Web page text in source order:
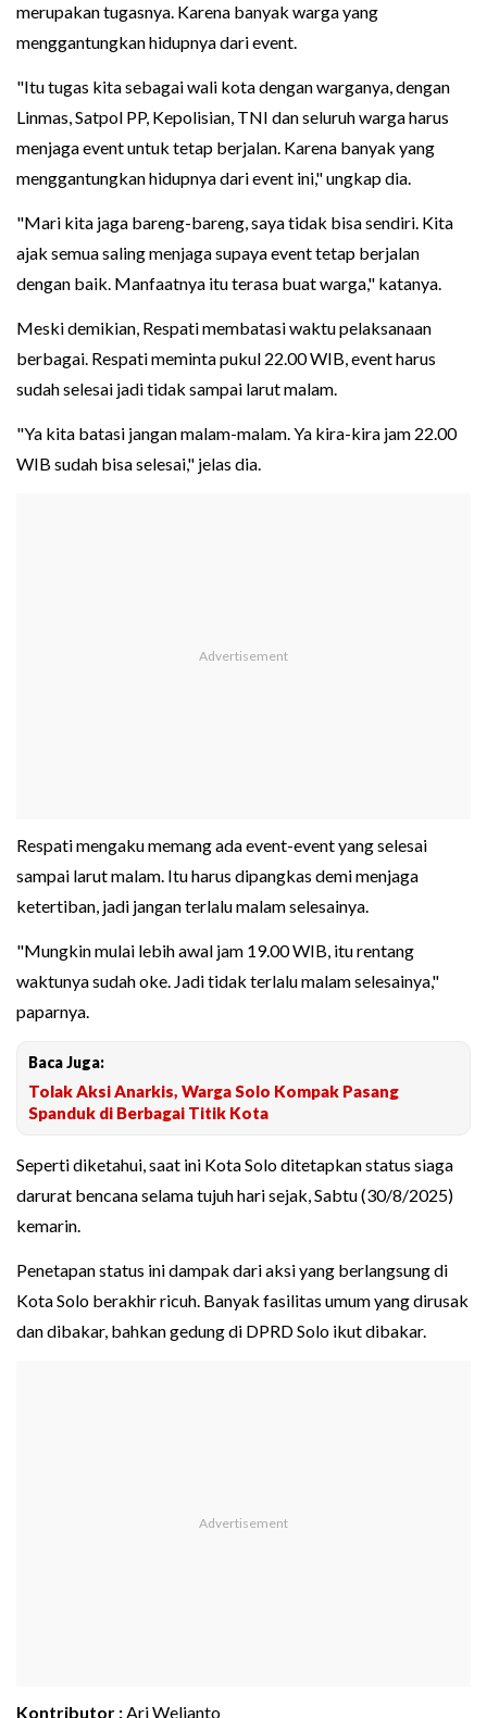
merupakan tugasnya. Karena banyak warga yang
menggantungkan hidupnya dari event.
"Itu tugas kita sebagai wali kota dengan warganya, dengan
Linmas, Satpol PP, Kepolisian, TNI dan seluruh warga harus
menjaga event untuk tetap berjalan. Karena banyak yang
menggantungkan hidupnya dari event ini," ungkap dia.
"Mari kita jaga bareng-bareng, saya tidak bisa sendiri. Kita
ajak semua saling menjaga supaya event tetap berjalan
dengan baik. Manfaatnya itu terasa buat warga," katanya.
Meski demikian, Respati membatasi waktu pelaksanaan
berbagai. Respati meminta pukul 22.00 WIB, event harus
sudah selesai jadi tidak sampai larut malam.
"Ya kita batasi jangan malam-malam. Ya kira-kira jam 22.00
WIB sudah bisa selesai," jelas dia.
Respati mengaku memang ada event-event yang selesai
sampai larut malam. Itu harus dipangkas demi menjaga
ketertiban, jadi jangan terlalu malam selesainya.
"Mungkin mulai lebih awal jam 19.00 WIB, itu rentang
waktunya sudah oke. Jadi tidak terlalu malam selesainya,"
paparnya.
Baca Juga:
Tolak Aksi Anarkis, Warga Solo Kompak Pasang
Spanduk di Berbagai Titik Kota
Seperti diketahui, saat ini Kota Solo ditetapkan status siaga
darurat bencana selama tujuh hari sejak, Sabtu (30/8/2025)
kemarin.
Penetapan status ini dampak dari aksi yang berlangsung di
Kota Solo berakhir ricuh. Banyak fasilitas umum yang dirusak
dan dibakar, bahkan gedung di DPRD Solo ikut dibakar.
Kontributor :Ari Welianto